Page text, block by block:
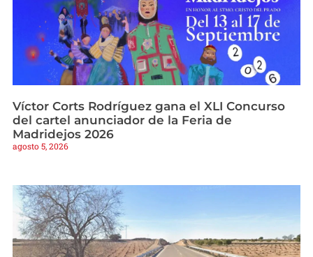
Víctor Corts Rodríguez gana el XLI Concurso
del cartel anunciador de la Feria de
Madridejos 2026
agosto 5, 2026